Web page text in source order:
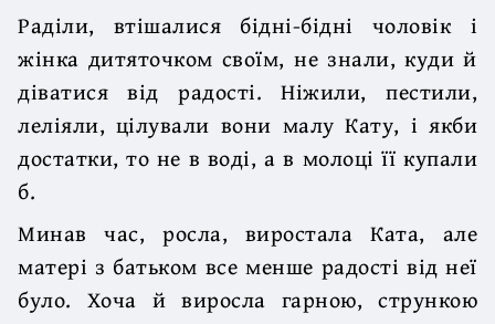
Раділи, втішалися бідні-бідні чоловік і
жінка дитяточком своїм, не знали, куди й
діватися від радості. Ніжили, пестили,
леліяли, цілували вони малу Кату, і якби
достатки, то не в воді, а в молоці її купали
б.
Минав час, росла, виростала Ката, але
матері з батьком все менше радості від неї
було. Хоча й виросла гарною, стрункою